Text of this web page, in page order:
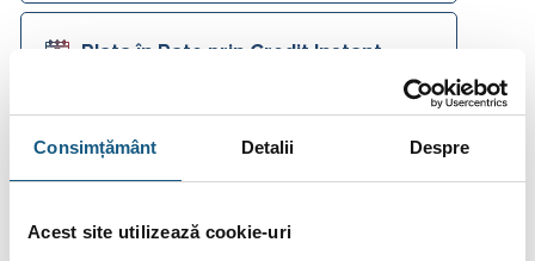
Consimțământ Detalii Despre
Acest site utilizează cookie-uri
Plata în Rate prin Credit Instant
lunare de la
conține accesorii neincluse în pachetele standard. De